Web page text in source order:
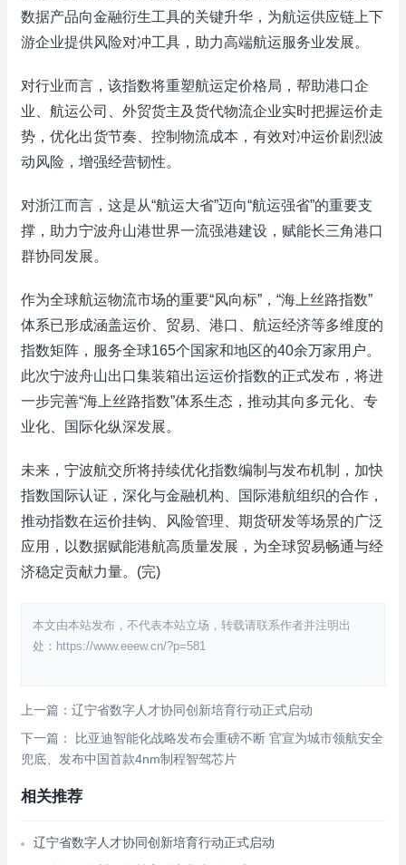
数据产品向金融衍生工具的关键升华，为航运供应链上下
游企业提供风险对冲工具，助力高端航运服务业发展。
对行业而言，该指数将重塑航运定价格局，帮助港口企
业、航运公司、外贸货主及货代物流企业实时把握运价走
势，优化出货节奏、控制物流成本，有效对冲运价剧烈波
动风险，增强经营韧性。
对浙江而言，这是从“航运大省”迈向“航运强省”的重要支
撑，助力宁波舟山港世界一流强港建设，赋能长三角港口
群协同发展。
作为全球航运物流市场的重要“风向标”，“海上丝路指数”
体系已形成涵盖运价、贸易、港口、航运经济等多维度的
指数矩阵，服务全球165个国家和地区的40余万家用户。
此次宁波舟山出口集装箱出运运价指数的正式发布，将进
一步完善“海上丝路指数”体系生态，推动其向多元化、专
业化、国际化纵深发展。
未来，宁波航交所将持续优化指数编制与发布机制，加快
指数国际认证，深化与金融机构、国际港航组织的合作，
推动指数在运价挂钩、风险管理、期货研发等场景的广泛
应用，以数据赋能港航高质量发展，为全球贸易畅通与经
济稳定贡献力量。(完)
本文由本站发布，不代表本站立场，转载请联系作者并注明出
处：https://www.eeew.cn/?p=581
上一篇：辽宁省数字人才协同创新培育行动正式启动
下一篇：​ 比亚迪智能化战略发布会重磅不断 官宣为城市领航安全
兜底、发布中国首款4nm制程智驾芯片
相关推荐
辽宁省数字人才协同创新培育行动正式启动